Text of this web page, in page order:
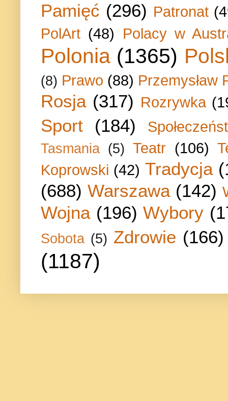
Pamięć (296) Patronat
PolArt (48) Polacy w
Polonia (1365)
(8) Prawo (88) Przemysław
Rosja (317) Rozrywka
Sport (184)
Tasmania (5) Teatr (106)
Koprowski (42) Tradycja
(688) Warszawa (142)
Wojna (196) Wybory
Sobota (5) Zdrowie (166)
(1187)